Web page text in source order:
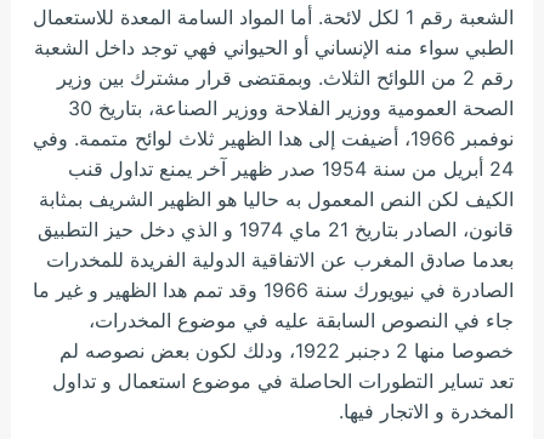
الشعبة رقم 1 لكل لائحة. أما المواد السامة المعدة للاستعمال
الطبي سواء منه الإنساني أو الحيواني فهي توجد داخل الشعبة
رقم 2 من اللوائح الثلاث. وبمقتضى قرار مشترك بين وزير
الصحة العمومية ووزير الفلاحة ووزير الصناعة، بتاريخ 30
نوفمبر 1966، أضيفت إلى هدا الظهير ثلاث لوائح متممة. وفي
24 أبريل من سنة 1954 صدر ظهير آخر يمنع تداول قنب
الكيف لكن النص المعمول به حاليا هو الظهير الشريف بمثابة
قانون، الصادر بتاريخ 21 ماي 1974 و الذي دخل حيز التطبيق
بعدما صادق المغرب عن الاتفاقية الدولية الفريدة للمخدرات
الصادرة في نيويورك سنة 1966 وقد تمم هدا الظهير و غير ما
جاء في النصوص السابقة عليه في موضوع المخدرات،
خصوصا منها 2 دجنبر 1922، ودلك لكون بعض نصوصه لم
تعد تساير التطورات الحاصلة في موضوع استعمال و تداول
المخدرة و الاتجار فيها.